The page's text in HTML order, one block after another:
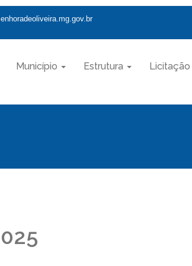
Município Estrutura Licitação